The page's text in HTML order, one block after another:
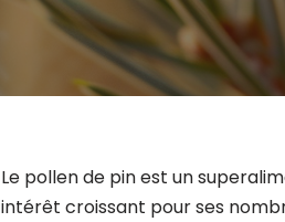
Le pollen de pin est un
intérêt croissant pour ses